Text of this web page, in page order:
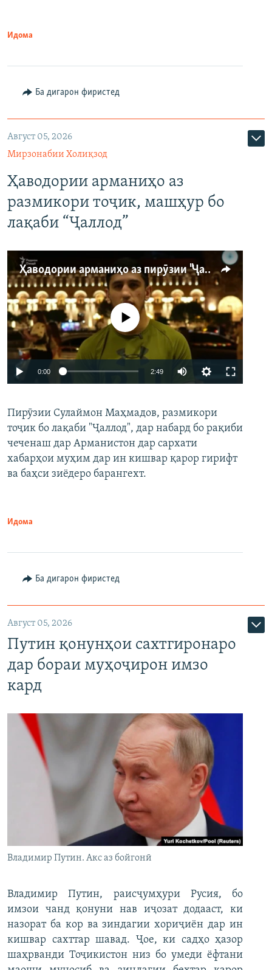
Идома
Ба дигарон фиристед
Август 05, 2026
Мирзонабии Холиқзод
Ҳаводории арманиҳо аз
размикори тоҷик, машҳур бо
лақаби “Ҷаллод”
Ҳаводории арманиҳо аз пирӯзии "Ҷаллод"-и тоҷик
Auto 240p 360p 480p
720p 1080p
Феълан кор намекунад
0:00 2:49
360p
480p
Пирӯзии Сулаймон Маҳмадов, размикори
тоҷик бо лақаби "Ҷаллод", дар набард бо рақиби
чеченаш дар Арманистон дар сархати
хабарҳои муҳим дар ин кишвар қарор гирифт
ва баҳси зиёдеро барангехт.
Идома
Ба дигарон фиристед
Август 05, 2026
Путин қонунҳои сахтгиронаро
дар бораи муҳоҷирон имзо
кард
Владимир Путин. Акс аз бойгонӣ
Владимир Путин, раисҷумҳури Русия, бо
имзои чанд қонуни нав иҷозат додааст, ки
назорат ба кор ва зиндагии хориҷиён дар ин
кишвар сахттар шавад. Ҷое, ки садҳо ҳазор
шаҳрванди Тоҷикистон низ бо умеди ёфтани